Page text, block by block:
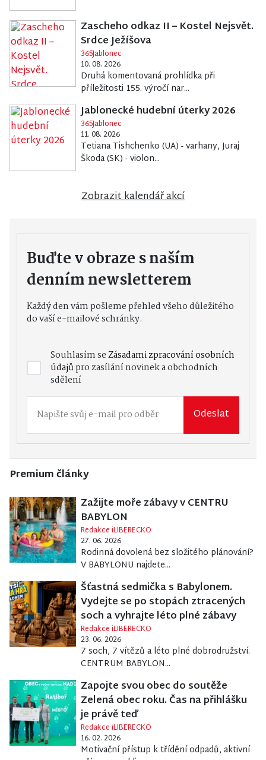
Zascheho odkaz II – Kostel Nejsvět.
Srdce Ježíšova
365Jablonec
10. 08. 2026
Druhá komentovaná prohlídka při
příležitosti 155. výročí nar...
Jablonecké hudební úterky 2026
365Jablonec
11. 08. 2026
Tetiana Tishchenko (UA) - varhany, Juraj
Škoda (SK) - violon...
Zobrazit kalendář akcí
Buďte v obraze s naším
denním newsletterem
Každý den vám pošleme přehled všeho důležitého
do vaší e-mailové schránky.
Souhlasím seZásadami zpracování osobních
údajůpro zasílání novinek a obchodních
sdělení
Odeslat
Premium články
Zažijte moře zábavy v CENTRU
BABYLON
Redakce iLIBERECKO
27. 06. 2026
Rodinná dovolená bez složitého plánování?
V BABYLONU najdete...
Šťastná sedmička s Babylonem.
Vydejte se po stopách ztracených
soch a vyhrajte léto plné zábavy
Redakce iLIBERECKO
23. 06. 2026
7 soch, 7 vítězů a léto plné dobrodružství.
CENTRUM BABYLON...
Zapojte svou obec do soutěže
Zelená obec roku. Čas na přihlášku
je právě teď
Redakce iLIBERECKO
16. 02. 2026
Motivační přístup k třídění odpadů, aktivní